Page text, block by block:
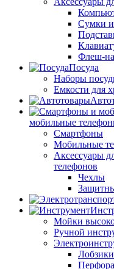
Сумки и
Флеш-
Посуда
Наборы
Емкости для
мобильные
Смартфоны
Мобильные
Аксессуары
телефонов
Чехлы
Мойки
Ручной